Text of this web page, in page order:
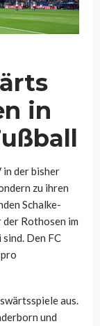
in
in der bisher
zu ihren
Schalke-
Rothosen im
Den FC
aus.
und